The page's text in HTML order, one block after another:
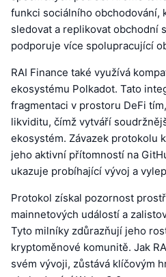
funkci sociálního obchodování,
sledovat a replikovat obchodní
podporuje více spolupracující
RAI Finance také využívá
ekosystému Polkadot. Tato
fragmentaci v prostoru DeFi
likviditu, čímž vytváří
ekosystém. Závazek protokolu
jeho aktivní přítomností na
ukazuje probíhající vývoj a
Protokol získal pozornost
mainnetových událostí a
Tyto milníky zdůrazňují jeho
kryptoměnové komunitě. Jak
svém vývoji, zůstává klíčovým